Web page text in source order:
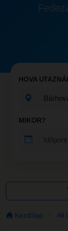
HOVA
MIKOR?
Kezdőlap All